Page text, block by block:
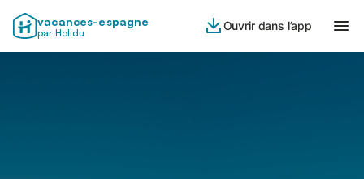
vacances-espagne
par Holidu
Ouvrir dans l’app